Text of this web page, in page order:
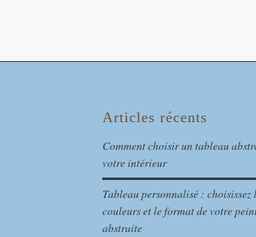
Articles récents
Comment choisir un tableau
votre intérieur
Tableau personnalisé : choisissez
couleurs et le format de votre
abstraite